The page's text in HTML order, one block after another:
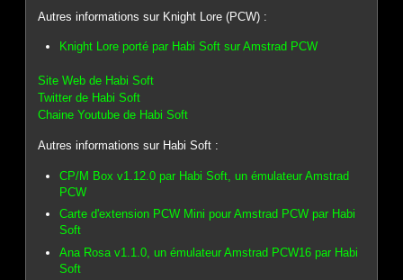
Autres informations sur Knight Lore (PCW) :
Knight Lore porté par Habi Soft sur Amstrad PCW
Site Web de Habi Soft
Twitter de Habi Soft
Chaine Youtube de Habi Soft
Autres informations sur Habi Soft :
CP/M Box v1.12.0 par Habi Soft, un émulateur Amstrad
PCW
Carte d'extension PCW Mini pour Amstrad PCW par Habi
Soft
Ana Rosa v1.1.0, un émulateur Amstrad PCW16 par Habi
Soft